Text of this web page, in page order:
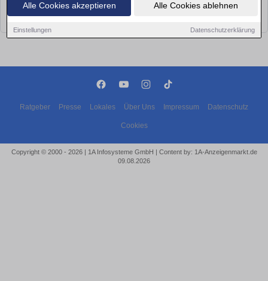
Alle Cookies akzeptieren Alle Cookies ablehnen
Einstellungen Datenschutzerklärung
Leider konnten wir derzeit keine passenden Objekte finden. Schauen Sie
bald wieder vorbei!
Ratgeber Presse Lokales Über Uns Impressum Datenschutz
Cookies
Copyright © 2000 - 2026 | 1A Infosysteme GmbH | Content by: 1A-Anzeigenmarkt.de
09.08.2026